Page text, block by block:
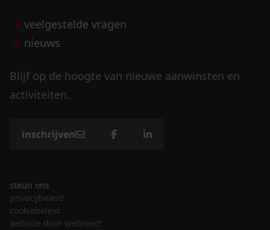
veelgestelde vragen
nieuws
Blijf op de hoogte van nieuwe aanwinsten en
activiteiten.
inschrijven
steun ons
privacybeleid
cookiebeleid
website door webreact